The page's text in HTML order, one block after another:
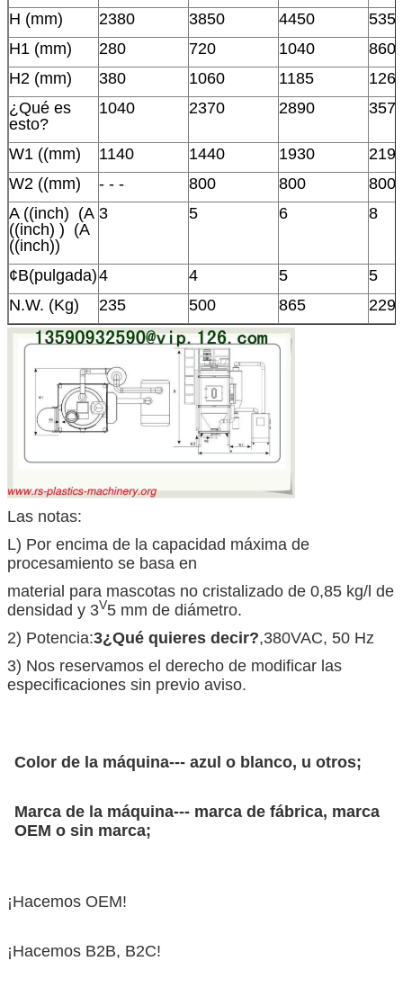
H (mm) 2380 3850 4450
H1 (mm)
280 720 1040
860
H2 (mm)
380 1060 1185
¿Qué es
esto?
1040 2370 2890
W1 ((mm) 1140 1440 1930
W2 ((mm)
- - - 800 800
800
A ((inch)  (A
((inch) )  (A
((inch))
3 5 6 8
¢B(pulgada)4 4 5
5
N.W. (Kg)
235 500 865
Las notas:
L) Por encima de la capacidad máxima de
procesamiento se basa en
material para mascotas no cristalizado de 0,85 kg/l de
densidad y 3V5 mm de diámetro.
2) Potencia:3¿Qué quieres decir?,380VAC, 50 Hz
3) Nos reservamos el derecho de modificar las
especificaciones sin previo aviso.
Color de la máquina--- azul o blanco, u otros;
Marca de la máquina--- marca de fábrica, marca
OEM o sin marca;
¡Hacemos OEM!
¡Hacemos B2B, B2C!